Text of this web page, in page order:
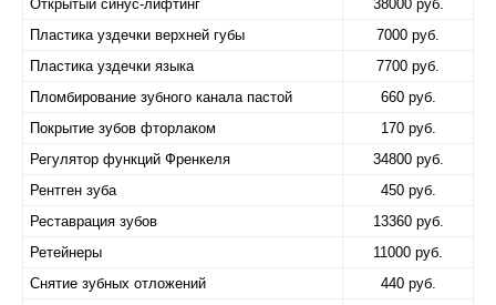
Открытый синус-лифтинг
38000 руб.
Пластика уздечки верхней губы
7000 руб.
Пластика уздечки языка
7700 руб.
Пломбирование зубного канала пастой
660 руб.
Покрытие зубов фторлаком
170 руб.
Регулятор функций Френкеля
34800 руб.
Рентген зуба
450 руб.
Реставрация зубов
13360 руб.
Ретейнеры
11000 руб.
Снятие зубных отложений
440 руб.